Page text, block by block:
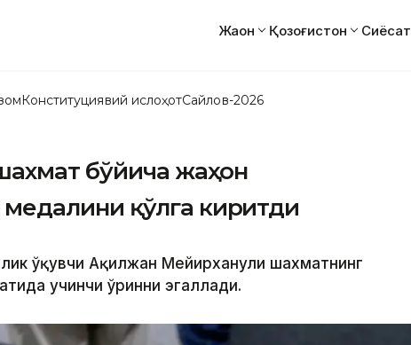
Жаҳон Қозоғистон Сиёсат
Конституциявий ислоҳотСайлов-2026
бўйича жаҳон
қўлга киритди
ўқувчи Ақилжан Мейирханули шахматнинг
учинчи ўринни эгаллади.